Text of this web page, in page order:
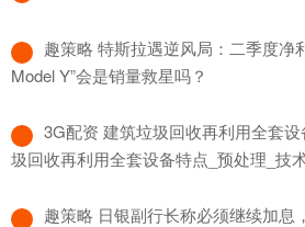
趣策略 特斯拉遇逆风局：二季度净
Model Y”会是销量救星吗？
​3G配资 建筑垃圾回收再利用全套
圾回收再利用全套设备特点_预处理_技
趣策略 日银副行长称必须继续加息